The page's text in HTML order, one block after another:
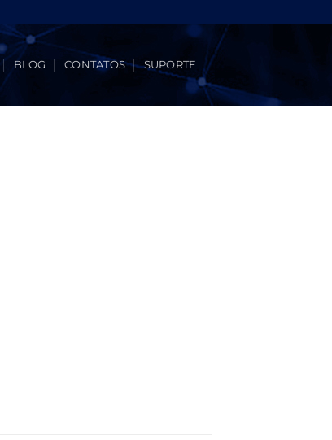
BLOG CONTATOS SUPORTE